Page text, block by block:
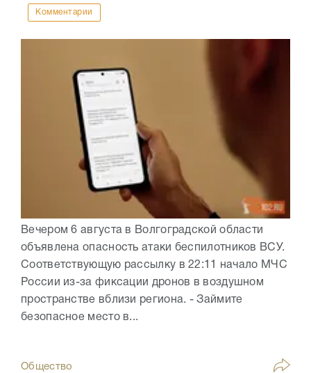
Комментарии
Вечером 6 августа в Волгоградской области
объявлена опасность атаки беспилотников ВСУ.
Соответствующую рассылку в 22:11 начало МЧС
России из-за фиксации дронов в воздушном
пространстве вблизи региона. - Займите
безопасное место в...
Общество